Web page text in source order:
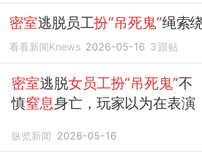
密室逃脱员工扮“吊死鬼”绳索
看看新闻Knews 2026-05-16 3 跟贴
密室逃脱女员工扮“吊死鬼”不
慎窒息身亡，玩家以为在表演
纵览新闻 2026-05-16